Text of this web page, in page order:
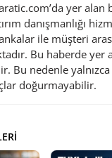
yer
danışmanlığı
ile müşteri
Bu haberde
Bu nedenle
doğurmayabilir.